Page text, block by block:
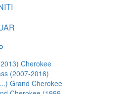
Cherokee
(2007-2016)
Grand Cherokee